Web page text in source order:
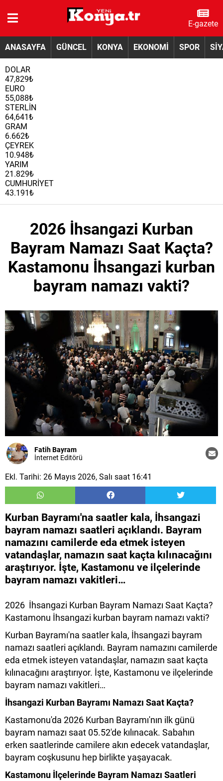
E-gazete
ANASAYFA GÜNCEL KONYA EKONOMİ SPOR
DOLAR
47,829₺
EURO
55,088₺
STERLİN
64,641₺
GRAM
6.662₺
ÇEYREK
10.948₺
YARIM
21.829₺
CUMHURİYET
43.191₺
2026 İhsangazi Kurban
Bayram Namazı Saat Kaçta?
Kastamonu İhsangazi kurban
bayram namazı vakti?
Fatih Bayram
İnternet Editörü
Ekl. Tarihi: 26 Mayıs 2026, Salı saat 16:41
Kurban Bayramı'na saatler kala, İhsangazi
bayram namazı saatleri açıklandı. Bayram
namazını camilerde eda etmek isteyen
vatandaşlar, namazın saat kaçta kılınacağını
araştırıyor. İşte, Kastamonu ve ilçelerinde
bayram namazı vakitleri…
2026 İhsangazi Kurban Bayram Namazı Saat Kaçta?
Kastamonu İhsangazi kurban bayram namazı vakti?
Kurban Bayramı'na saatler kala, İhsangazi bayram
namazı saatleri açıklandı. Bayram namazını camilerde
eda etmek isteyen vatandaşlar, namazın saat kaçta
kılınacağını araştırıyor. İşte, Kastamonu ve ilçelerinde
bayram namazı vakitleri…
İhsangazi​​​ Kurban Bayramı Namazı Saat Kaçta?
Kastamonu'da 2026 Kurban Bayramı'nın ilk günü
bayram namazı saat 05.52'de kılınacak. Sabahın
erken saatlerinde camilere akın edecek vatandaşlar,
bayram coşkusunu hep birlikte yaşayacak.
Kastamonu İlçelerinde Bayram Namazı Saatleri